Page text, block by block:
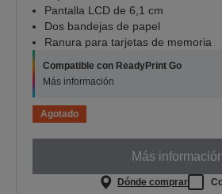
Pantalla LCD de 6,1 cm
Dos bandejas de papel
Ranura para tarjetas de memoria
Compatible con ReadyPrint Go
Más información
Agotado
Más
Dónde comprar